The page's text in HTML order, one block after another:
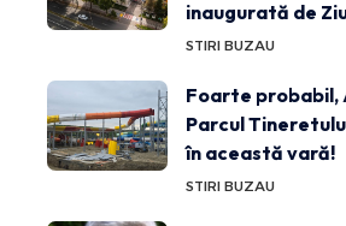
inaugurată de
STIRI BUZAU
Foarte probabil,
Parcul
în această vară!
STIRI BUZAU